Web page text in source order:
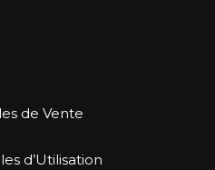
de Vente
d’Utilisation